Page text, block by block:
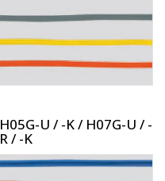
H05G-U / -K / H07G-U / -
R / -K